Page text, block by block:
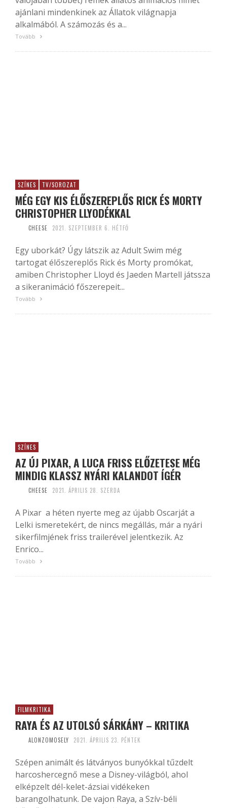
ajánlani mindenkinek az Állatok világnapja
alkalmából. A számozás és a...
Tovább
SZÍNES TV/SOROZAT
MÉG EGY KIS ÉLŐSZEREPLŐS RICK ÉS MORTY
CHRISTOPHER LLYODÉKKAL
CHEESE 2021. SZEPTEMBER 6. HÉTFŐ
Egy uborkát? Úgy látszik az Adult Swim még
tartogat élőszereplős Rick és Morty promókat,
amiben Christopher Lloyd és Jaeden Martell játssza
a sikeranimáció főszerepeit...
Tovább
SZÍNES
AZ ÚJ PIXAR, A LUCA FRISS ELŐZETESE MÉG
MINDIG KLASSZ NYÁRI KALANDOT ÍGÉR
CHEESE 2021. ÁPRILIS 28. SZERDA
A Pixar a héten nyerte meg az újabb Oscarját a
Lelki ismeretekért, de nincs megállás, már a nyári
sikerfilmjének friss trailerével jelentkezik. Az
Enrico...
Tovább
FILMKRITIKA
RAYA ÉS AZ UTOLSÓ SÁRKÁNY – KRITIKA
ALONZOMOSELY 2021. ÁPRILIS 23. PÉNTEK
Szépen animált és látványos bunyókkal tűzdelt
harcoshercegnő mese a Disney-világból, ahol
elképzelt dél-kelet-ázsiai vidékeken
barangolhatunk. De vajon Raya, a Szív-béli